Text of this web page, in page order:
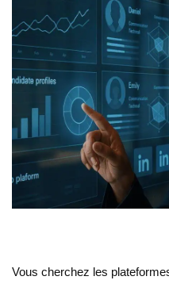
Vous cherchez les